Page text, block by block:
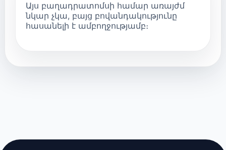
Այս բաղադրատոմսի համար առայժմ
նկար չկա, բայց բովանդակությունը
հասանելի է ամբողջությամբ։